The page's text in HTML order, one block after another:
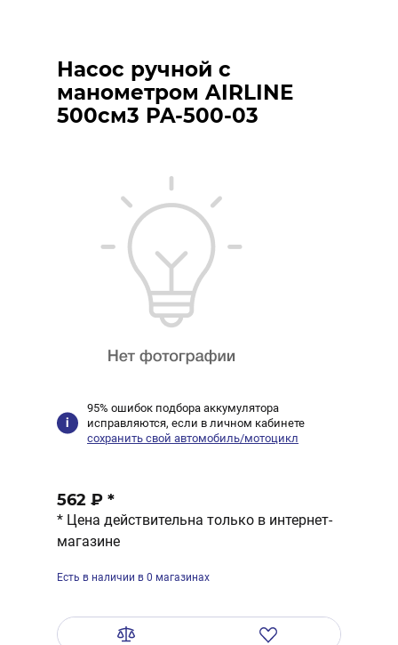
Насос ручной с
манометром AIRLINE
500см3 PA-500-03
95% ошибок подбора аккумулятора
исправляются, если в личном кабинете
сохранить свой автомобиль/мотоцикл
562 ₽ *
* Цена действительна только в интернет-
магазине
Есть в наличии в 0 магазинах